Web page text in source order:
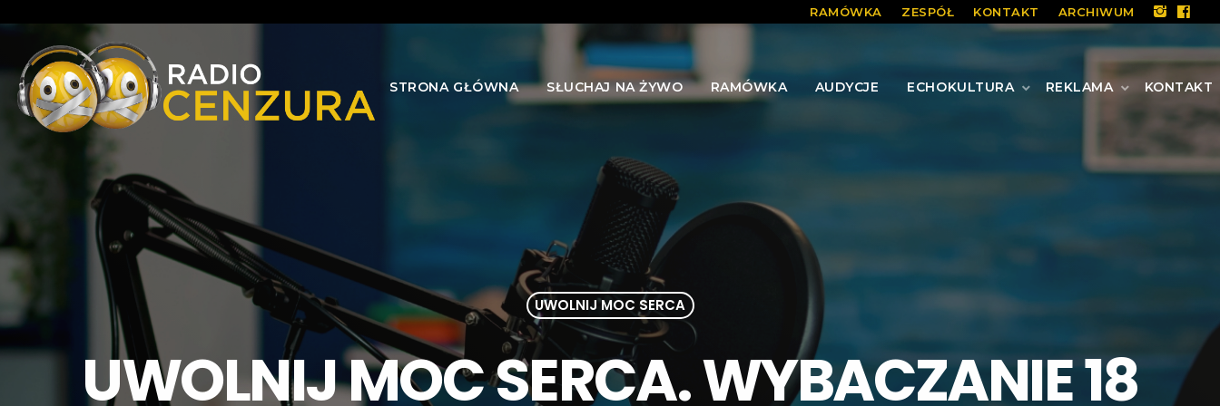
RAMÓWKA ZESPÓŁ KONTAKT ARCHIWUM
STRONA GŁÓWNA SŁUCHAJ NA ŻYWO RAMÓWKA AUDYCJE ECHOKULTURA REKLAMA KONTAKT
UWOLNIJ MOC SERCA
UWOLNIJ MOC SERCA. WYBACZANIE 18